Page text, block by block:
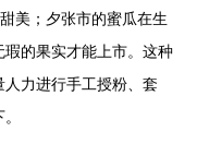
美；夕张市的蜜瓜在生
的果实才能上市。这种
力进行手工授粉、套